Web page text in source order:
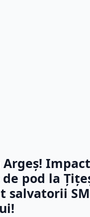
Argeș!
pod la
salvatorii